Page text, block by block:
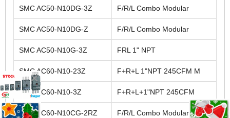
SMC AC50-N10DG-3Z F/R/L Combo Modular
SMC AC50-N10DG-Z F/R/L Combo Modular
SMC AC50-N10G-3Z FRL 1" NPT
SMC AC60-N10-23Z F+R+L 1"NPT 245CFM M
SMC AC60-N10-3Z F+R+L+1"NPT 245CFM
SMC AC60-N10CG-2RZ F/R/L Combo Modular